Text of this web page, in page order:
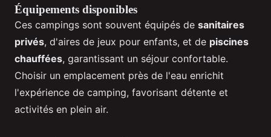
Équipements disponibles
Ces campings sont souvent équipés de sanitaires
privés, d'aires de jeux pour enfants, et de piscines
chauffées, garantissant un séjour confortable.
Choisir un emplacement près de l'eau enrichit
l'expérience de camping, favorisant détente et
activités en plein air.